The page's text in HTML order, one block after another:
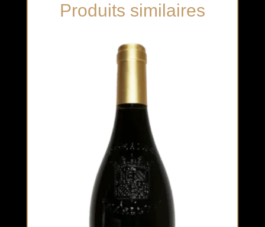
Produits similaires